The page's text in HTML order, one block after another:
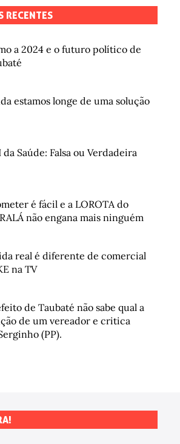
RECENTES
a 2024 e o futuro político de
estamos longe de uma solução
da Saúde: Falsa ou Verdadeira
é fácil e a LOROTA do
não engana mais ninguém
real é diferente de comercial
na TV
de Taubaté não sabe qual a
de um vereador e critica
(PP).